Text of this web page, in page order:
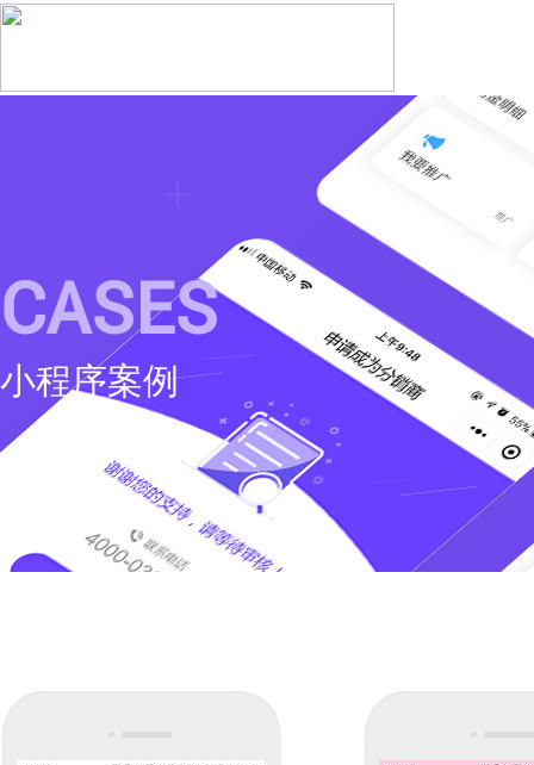
CASES
小程序案例